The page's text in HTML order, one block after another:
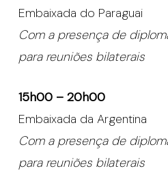
Embaixada do Paraguai
Com a presença de
para reuniões bilaterais
15h00 – 20h00
Embaixada da Argentina
Com a presença de
para reuniões bilaterais